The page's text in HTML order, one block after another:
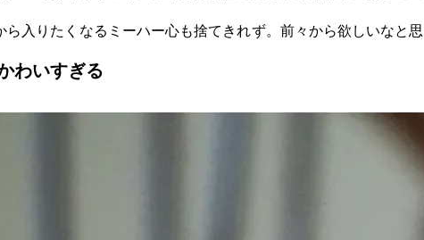
入りたくなるミーハー心も捨てきれず。前々から欲しいなと
わいすぎる